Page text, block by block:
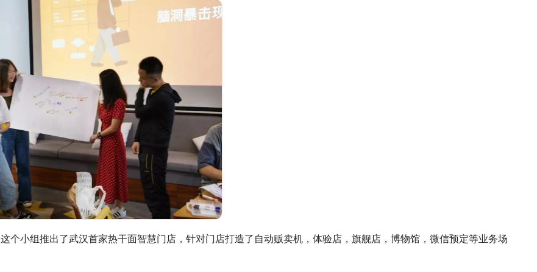
个小组推出了武汉首家热干面智慧门店，针对门店打造了自动贩卖机，体验店，旗舰店，博物馆，微信预定等业务场